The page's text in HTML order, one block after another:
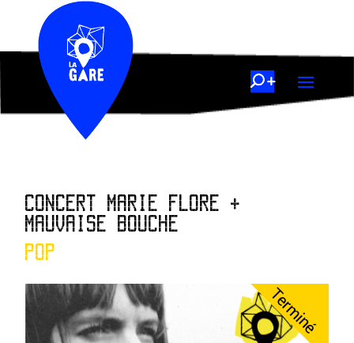
CONCERT MARIE FLORE +
MAUVAISE BOUCHE
POP
Terminé